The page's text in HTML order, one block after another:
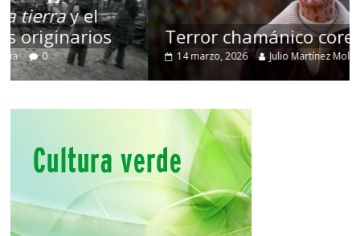
Terror chamánico coreano
14 marzo, 2026 Julio Martínez Molina 0